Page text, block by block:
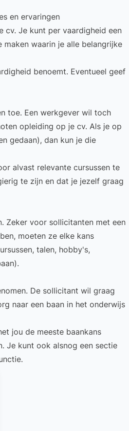
en ervaringen
cv. Je kunt per vaardigheid een
waarin je alle belangrijke
benoemt. Eventueel geef
toe. Een werkgever wil toch
opleiding op je cv. Als je op
gedaan), dan kun je die
alvast relevante cursussen te
te zijn en dat je jezelf graag
Zeker voor sollicitanten met een
moeten ze elke kans
talen, hobby's,
De sollicitant wil graag
naar een baan in het onderwijs
jou de meeste baankans
Je kunt ook alsnog een sectie